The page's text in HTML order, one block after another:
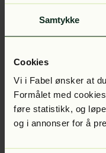
Samtykke
Cookies
Vi i Fabel ønsker at
Formålet med
føre statistikk, og
og i annonser for å
Geert Mak
1933-1945Lest av: